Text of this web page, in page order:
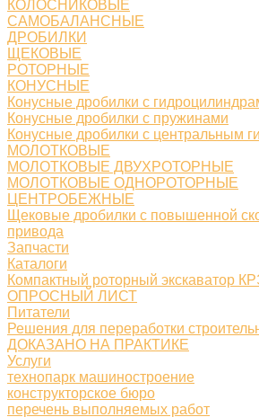
КОЛОСНИКОВЫЕ
САМОБАЛАНСНЫЕ
ДРОБИЛКИ
ЩЕКОВЫЕ
РОТОРНЫЕ
КОНУСНЫЕ
Конусные дробилки с
Конусные дробилки с пружинами
Конусные дробилки с центральным
МОЛОТКОВЫЕ
МОЛОТКОВЫЕ ДВУХРОТОРНЫЕ
МОЛОТКОВЫЕ ОДНОРОТОРНЫЕ
ЦЕНТРОБЕЖНЫЕ
Щековые дробилки с повышенной
привода
Запчасти
Каталоги
Компактный роторный экскаватор
ОПРОСНЫЙ ЛИСТ
Питатели
Решения для переработки
ДОКАЗАНО НА ПРАКТИКЕ
Услуги
технопарк машиностроение
конструкторское бюро
перечень выполняемых работ